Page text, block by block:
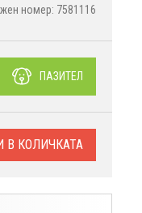
номер: 7581116
ПАЗИТЕЛ
В КОЛИЧКАТА